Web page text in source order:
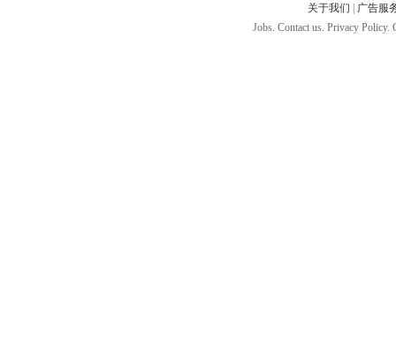
关于我们
广告服
Jobs. Contact us. Privacy